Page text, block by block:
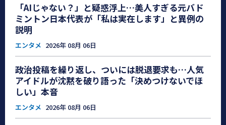
「AIじゃない？」と疑惑浮上…美人すぎる元バド
ミントン日本代表が「私は実在します」と異例の
説明
エンタメ 2026年 08月 06日
政治投稿を繰り返し、ついには脱退要求も…人気
アイドルが沈黙を破り語った「決めつけないでほ
しい」本音
エンタメ 2026年 08月 06日